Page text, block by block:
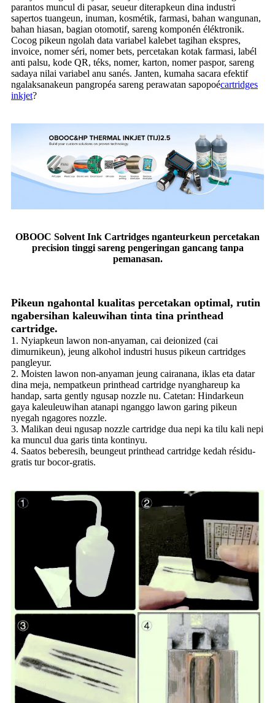
parantos muncul di pasar, seueur diterapkeun dina industri
sapertos tuangeun, inuman, kosmétik, farmasi, bahan wangunan,
bahan hiasan, bagian otomotif, sareng komponén éléktronik.
Cocog pikeun ngolah data variabel kalebet tagihan ekspres,
invoice, nomer séri, nomer bets, percetakan kotak farmasi, labél
anti palsu, kode QR, téks, nomer, karton, nomer paspor, sareng
sadaya nilai variabel anu sanés. Janten, kumaha sacara efektif
ngalaksanakeun pangropéa sareng perawatan sapopoécartridges
inkjet?
OBOOC Solvent Ink Cartridges nganteurkeun percetakan
precision tinggi sareng pengeringan gancang tanpa
pemanasan.
Pikeun ngahontal kualitas percetakan optimal, rutin
ngabersihan kaleuwihan tinta tina printhead
cartridge.
1. Nyiapkeun lawon non-anyaman, cai deionized (cai
dimurnikeun), jeung alkohol industri husus pikeun cartridges
pangleyur.
2. Moisten lawon non-anyaman jeung cairanana, iklas eta datar
dina meja, nempatkeun printhead cartridge nyanghareup ka
handap, sarta gently ngusap nozzle nu. Catetan: Hindarkeun
gaya kaleuleuwihan atanapi nganggo lawon garing pikeun
nyegah ngagores nozzle.
3. Malikan deui ngusap nozzle cartridge dua nepi ka tilu kali nepi
ka muncul dua garis tinta kontinyu.
4. Saatos beberesih, beungeut printhead cartridge kedah résidu-
gratis tur bocor-gratis.